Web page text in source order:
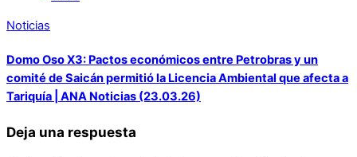
Noticias
Domo Oso X3: Pactos económicos entre Petrobras y un
comité de Saicán permitió la Licencia Ambiental que afecta a
Tariquía | ANA Noticias (23.03.26)
Deja una respuesta